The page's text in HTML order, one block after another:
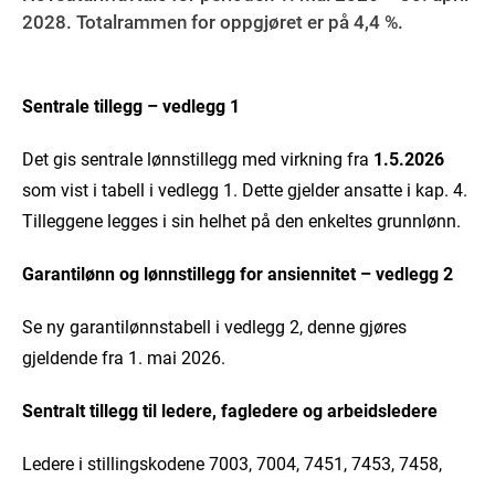
2028. Totalrammen for oppgjøret er på 4,4 %.
Sentrale tillegg – vedlegg 1
Det gis sentrale lønnstillegg med virkning fra 1.5.2026
som vist i tabell i vedlegg 1. Dette gjelder ansatte i kap. 4.
Tilleggene legges i sin helhet på den enkeltes grunnlønn.
Garantilønn og lønnstillegg for ansiennitet – vedlegg 2
Se ny garantilønnstabell i vedlegg 2, denne gjøres
gjeldende fra 1. mai 2026.
Sentralt tillegg til ledere, fagledere og arbeidsledere
Ledere i stillingskodene 7003, 7004, 7451, 7453, 7458,